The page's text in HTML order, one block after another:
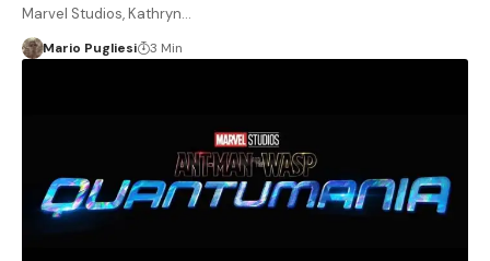
Marvel Studios, Kathryn…
Mario Pugliesi 3 Min